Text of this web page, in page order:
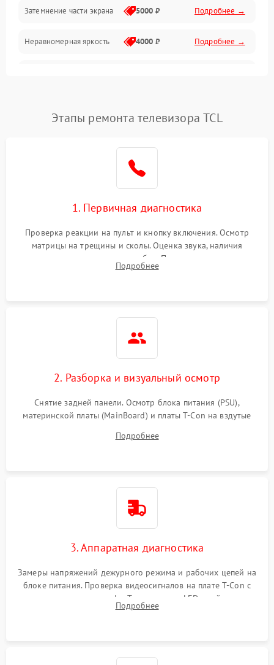
Механические повреждения
Программное обеспечение
Сеть и подключения
Затемнение части экрана 5000 ₽ Подробнее →
Неравномерная яркость 4000 ₽ Подробнее →
Этапы ремонта телевизора TCL
1. Первичная диагностика
Проверка реакции на пульт и кнопку включения. Осмотр
матрицы на трещины и сколы. Оценка звука, наличия
подсветки и индикаторов ошибок. Подключение тестовых
источников сигнала для выявления симптомов поломки.
Подробнее
2. Разборка и визуальный осмотр
Снятие задней панели. Осмотр блока питания (PSU),
материнской платы (MainBoard) и платы T-Con на вздутые
Проверка надежности фиксации и целостности шлейфов.
Подробнее
3. Аппаратная диагностика
Замеры напряжений дежурного режима и рабочих цепей на
блоке питания. Проверка видеосигналов на плате T-Con с
помощью осциллографа. Тестирование LED-драйвера и
светодиодных планок подсветки мультиметром.
Подробнее